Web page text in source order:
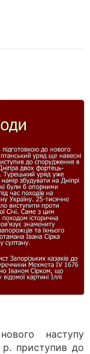
наступу
р. приступив до